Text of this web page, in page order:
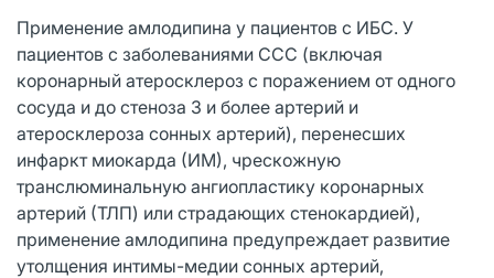
Применение амлодипина у пациентов с ИБС. У
пациентов с заболеваниями ССС (включая
коронарный атеросклероз с поражением от одного
сосуда и до стеноза 3 и более артерий и
атеросклероза сонных артерий), перенесших
инфаркт миокарда (ИМ), чрескожную
транслюминальную ангиопластику коронарных
артерий (ТЛП) или страдающих стенокардией),
применение амлодипина предупреждает развитие
утолщения интимы-медии сонных артерий,